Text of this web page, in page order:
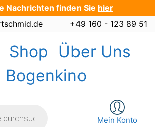
Nachrichten finden Sie hier
+49 160 - 123 89 51
Shop
Über Uns
Bogenkino
Mein Konto